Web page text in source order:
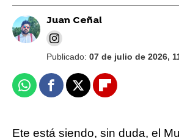
Juan Ceñal
Publicado: 07 de julio de 2026,
WhatsappFacebook
X Flipboard
Ete está siendo, sin duda, el